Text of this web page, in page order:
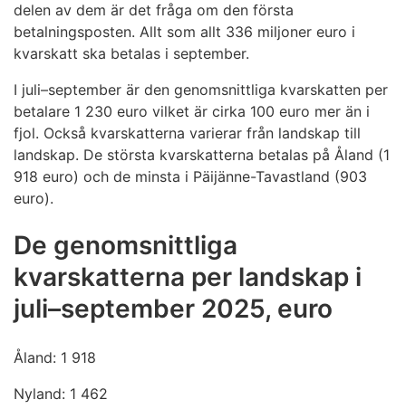
delen av dem är det fråga om den första
betalningsposten. Allt som allt 336 miljoner euro i
kvarskatt ska betalas i september.
I juli–september är den genomsnittliga kvarskatten per
betalare 1 230 euro vilket är cirka 100 euro mer än i
fjol. Också kvarskatterna varierar från landskap till
landskap. De största kvarskatterna betalas på Åland (1
918 euro) och de minsta i Päijänne-Tavastland (903
euro).
De genomsnittliga
kvarskatterna per landskap i
juli–september 2025, euro
Åland: 1 918
Nyland: 1 462